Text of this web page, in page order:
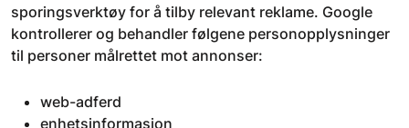
sporingsverktøy for å tilby relevant reklame. Google
kontrollerer og behandler følgene personopplysninger
til personer målrettet mot annonser:
web-adferd
enhetsinformasjon